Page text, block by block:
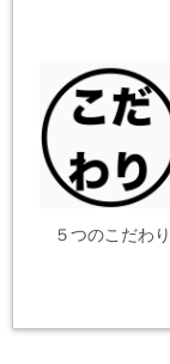
５つのこだわり